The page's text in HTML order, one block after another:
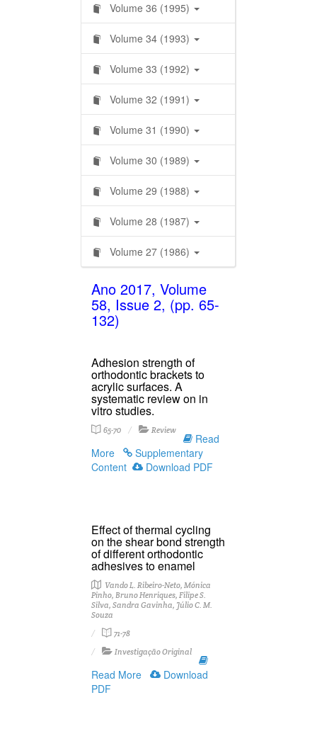
Volume 36 (1995)
Volume 34 (1993)
Volume 33 (1992)
Volume 32 (1991)
Volume 31 (1990)
Volume 30 (1989)
Volume 29 (1988)
Volume 28 (1987)
Volume 27 (1986)
Ano 2017, Volume
58, Issue 2, (pp. 65-
132)
Adhesion strength of
orthodontic brackets to
acrylic surfaces. A
systematic review on in
vitro studies.
65-70 Review
Read
More
Supplementary
Content
Download PDF
Effect of thermal cycling
on the shear bond strength
of different orthodontic
adhesives to enamel
Vando L. Ribeiro-Neto, Mónica
Pinho, Bruno Henriques, Filipe S.
Silva, Sandra Gavinha, Júlio C. M.
Souza
71-78
Investigação Original
Read More
Download
PDF